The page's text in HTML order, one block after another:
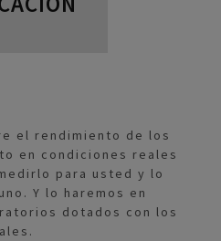
el rendimiento de los
en condiciones reales
para usted y lo
Y lo haremos en
dotados con los